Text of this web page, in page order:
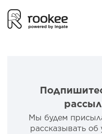
Мы будем
рассказывать об